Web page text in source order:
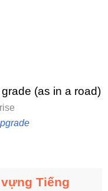
(as in a road)
Tiếng